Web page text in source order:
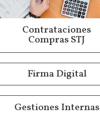
Contrataciones
Compras STJ
Firma Digital
Gestiones Internas